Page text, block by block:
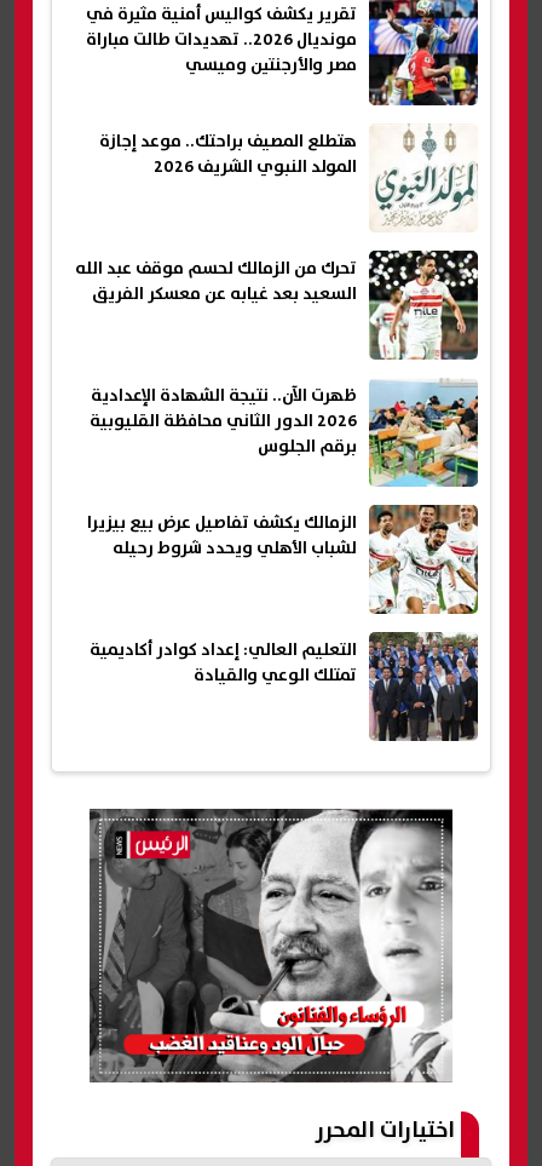
تقرير يكشف كواليس أمنية مثيرة في
مونديال 2026.. تهديدات طالت مباراة
مصر والأرجنتين وميسي
هتطلع المصيف براحتك.. موعد إجازة
المولد النبوي الشريف 2026
تحرك من الزمالك لحسم موقف عبد الله
السعيد بعد غيابه عن معسكر الفريق
ظهرت الآن.. نتيجة الشهادة الإعدادية
2026 الدور الثاني محافظة القليوبية
برقم الجلوس
الزمالك يكشف تفاصيل عرض بيع بيزيرا
لشباب الأهلي ويحدد شروط رحيله
التعليم العالي: إعداد كوادر أكاديمية
تمتلك الوعي والقيادة
اختيارات المحرر